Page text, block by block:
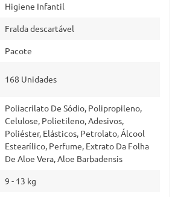
Higiene Infantil
Fralda descartável
Pacote
168 Unidades
Poliacrilato De Sódio, Polipropileno,
Celulose, Polietileno, Adesivos,
Poliéster, Elásticos, Petrolato, Álcool
Estearílico, Perfume, Extrato Da Folha
De Aloe Vera, Aloe Barbadensis
9 - 13 kg